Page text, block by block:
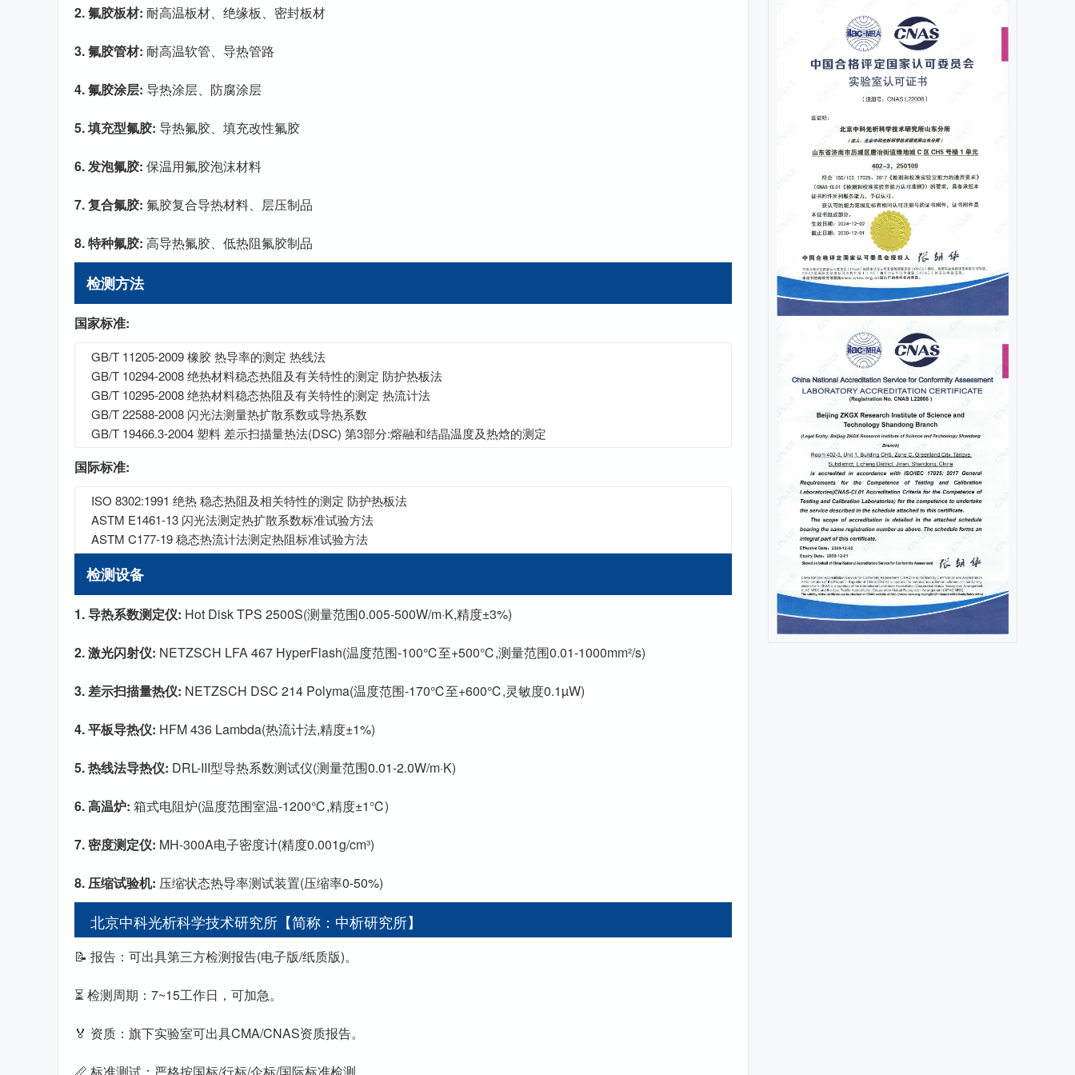
2. 氟胶板材: 耐高温板材、绝缘板、密封板材
3. 氟胶管材: 耐高温软管、导热管路
4. 氟胶涂层: 导热涂层、防腐涂层
5. 填充型氟胶: 导热氟胶、填充改性氟胶
6. 发泡氟胶: 保温用氟胶泡沫材料
7. 复合氟胶: 氟胶复合导热材料、层压制品
8. 特种氟胶: 高导热氟胶、低热阻氟胶制品
检测方法
国家标准:
GB/T 11205-2009 橡胶 热导率的测定 热线法
GB/T 10294-2008 绝热材料稳态热阻及有关特性的测定 防护热板法
GB/T 10295-2008 绝热材料稳态热阻及有关特性的测定 热流计法
GB/T 22588-2008 闪光法测量热扩散系数或导热系数
GB/T 19466.3-2004 塑料 差示扫描量热法(DSC) 第3部分:熔融和结晶温度及热焓的测定
国际标准:
ISO 8302:1991 绝热 稳态热阻及相关特性的测定 防护热板法
ASTM E1461-13 闪光法测定热扩散系数标准试验方法
ASTM C177-19 稳态热流计法测定热阻标准试验方法
检测设备
1. 导热系数测定仪: Hot Disk TPS 2500S(测量范围0.005-500W/m·K,精度±3%)
2. 激光闪射仪: NETZSCH LFA 467 HyperFlash(温度范围-100℃至+500℃,测量范围0.01-1000mm²/s)
3. 差示扫描量热仪: NETZSCH DSC 214 Polyma(温度范围-170℃至+600℃,灵敏度0.1µW)
4. 平板导热仪: HFM 436 Lambda(热流计法,精度±1%)
5. 热线法导热仪: DRL-III型导热系数测试仪(测量范围0.01-2.0W/m·K)
6. 高温炉: 箱式电阻炉(温度范围室温-1200℃,精度±1℃)
7. 密度测定仪: MH-300A电子密度计(精度0.001g/cm³)
8. 压缩试验机: 压缩状态热导率测试装置(压缩率0-50%)
北京中科光析科学技术研究所【简称：中析研究所】
📝 报告：可出具第三方检测报告(电子版/纸质版)。
⏳ 检测周期：7~15工作日，可加急。
🏅 资质：旗下实验室可出具CMA/CNAS资质报告。